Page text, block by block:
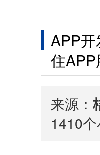
APP
住APP
来源：
1410